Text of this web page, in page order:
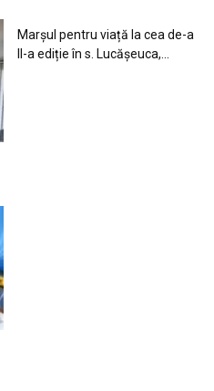
Marșul pentru viață la cea de-a
II-a ediție în s. Lucășeuca,...